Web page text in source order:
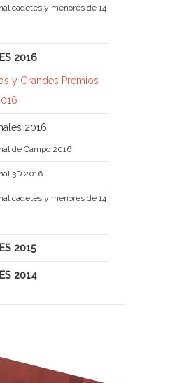
cadetes y menores de 14
2016
y Grandes Premios
2016
de Campo 2016
3D 2016
cadetes y menores de 14
2015
2014